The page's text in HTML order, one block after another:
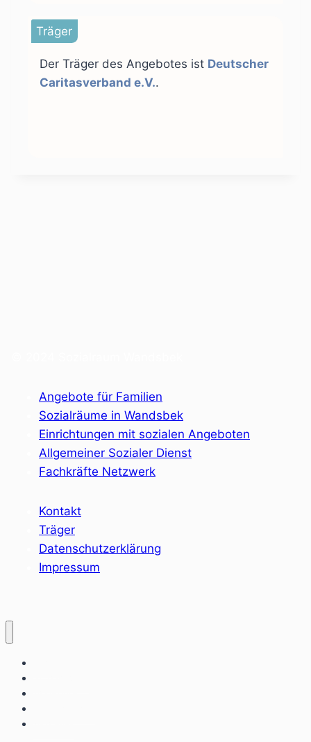
Träger
Der Träger des Angebotes ist Deutscher
Caritasverband e.V..
Angebote für Familien
Sozialräume in Wandsbek
Einrichtungen mit sozialen Angeboten
Allgemeiner Sozialer Dienst
Fachkräfte Netzwerk
Kontakt
Träger
Datenschutzerklärung
Impressum